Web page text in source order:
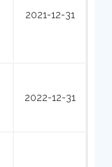
2021-12-31
2022-12-31